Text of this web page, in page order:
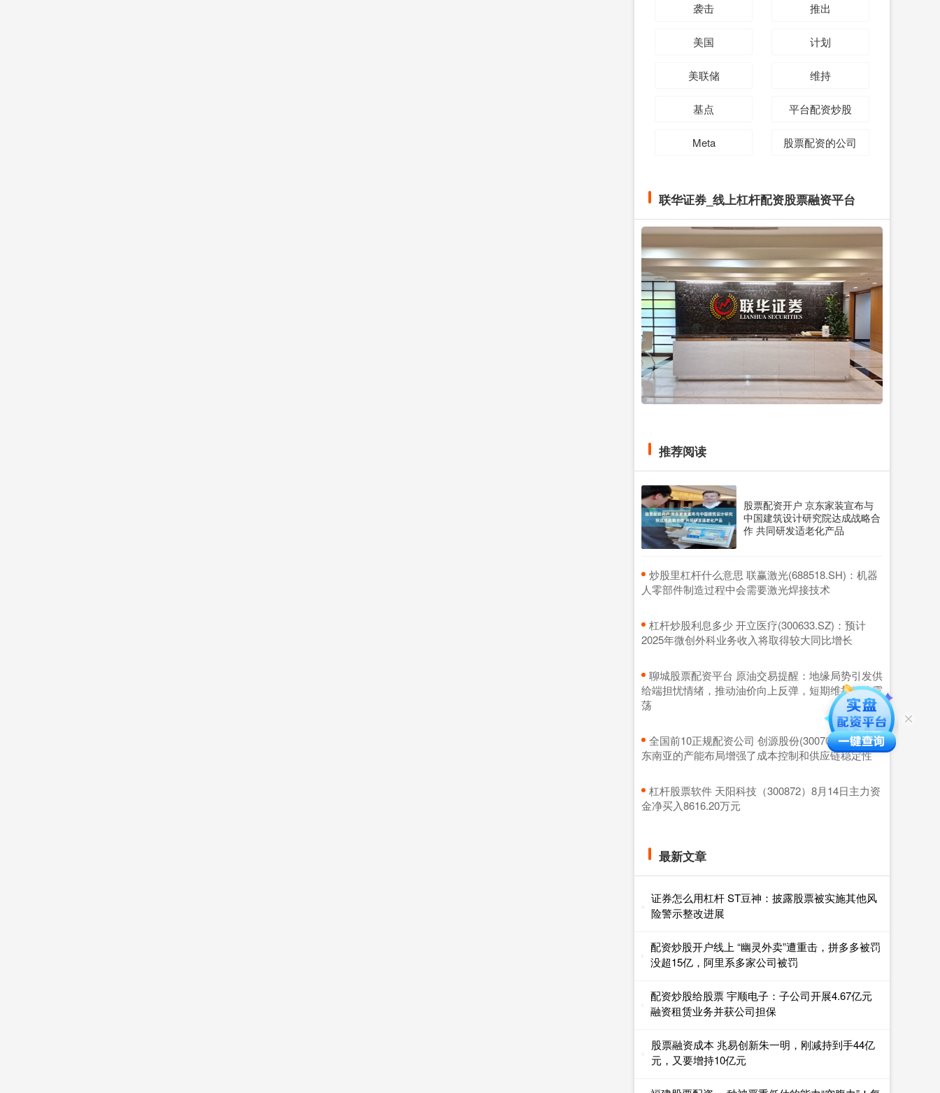
袭击 推出
美国 计划
美联储 维持
基点 平台配资炒股
Meta 股票配资的公司
联华证券_线上杠杆配资股票融资平台
推荐阅读
股票配资开户 京东家装宣布与
中国建筑设计研究院达成战略合
作 共同研发适老化产品
​炒股里杠杆什么意思 联赢激光(688518.SH)：机器
人零部件制造过程中会需要激光焊接技术
​杠杆炒股利息多少 开立医疗(300633.SZ)：预计
2025年微创外科业务收入将取得较大同比增长
​聊城股票配资平台 原油交易提醒：地缘局势引发供
给端担忧情绪，推动油价向上反弹，短期维持箱体震
荡
​全国前10正规配资公司 创源股份(300703.SZ)：在
东南亚的产能布局增强了成本控制和供应链稳定性
​杠杆股票软件 天阳科技（300872）8月14日主力资
金净买入8616.20万元
最新文章
证券怎么用杠杆 ST豆神：披露股票被实施其他风
险警示整改进展
配资炒股开户线上 “幽灵外卖”遭重击，拼多多被罚
没超15亿，阿里系多家公司被罚
配资炒股给股票 宇顺电子：子公司开展4.67亿元
融资租赁业务并获公司担保
股票融资成本 兆易创新朱一明，刚减持到手44亿
元，又要增持10亿元